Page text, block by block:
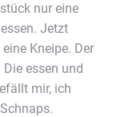
nur eine
Jetzt
Kneipe. Der
essen und
mir, ich